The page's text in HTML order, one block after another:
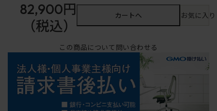
82,900円
（税込）
カートへ お気に入
この商品について問い合わせる